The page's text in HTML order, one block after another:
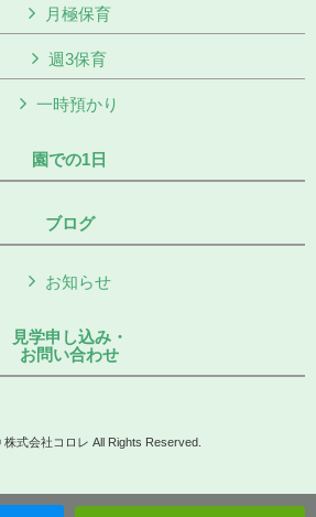
月極保育
週3保育
一時預かり
園での1日
ブログ
お知らせ
見学申し込み・
お問い合わせ
式会社コロレ All Rights Reserved.